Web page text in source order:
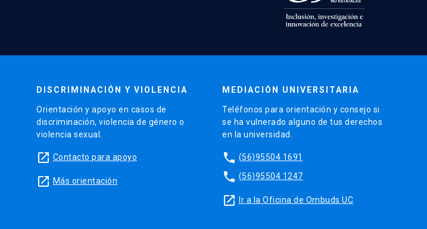
DISCRIMINACIÓN Y VIOLENCIA
Orientación y apoyo en casos de
discriminación, violencia de género o
violencia sexual.
launch Contacto para apoyo
launch Más orientación
MEDIACIÓN UNIVERSITARIA
Teléfonos para orientación y consejo si
se ha vulnerado alguno de tus derechos
en la universidad.
phone (56)95504 1691
phone (56)95504 1247
launch Ir a la Oficina de Ombuds UC